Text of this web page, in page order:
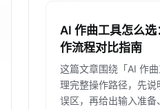
AI 作曲工具怎么
作流程对比指南
这篇文章围绕「AI 作
理完整操作路径，先说
误区，再给出输入准